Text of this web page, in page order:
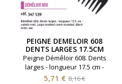
PEIGNE DEMELOIR 608
DENTS LARGES 17.5CM
CENTAURE
Peigne Démêloir 608. Dents
larges - longueur 17.5 cm -
coloris noir.
Prix
5,71 € Prix
8,16 €